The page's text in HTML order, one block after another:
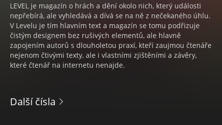
LEVEL je magazín o hrách a dění okolo nich, který události
nepřebírá, ale vyhledává a dívá se na ně z nečekaného úhlu.
V Levelu je tím hlavním text a magazín se tomu podřizuje
čistým designem bez rušivých elementů, ale hlavně
zapojením autorů s dlouholetou praxí, kteří zaujmou čtenáře
nejenom čtivými texty, ale i vlastními zjištěními a závěry,
které čtenář na internetu nenajde.
Další čísla